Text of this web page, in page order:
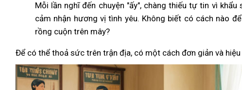
Mỗi lần nghĩ đến chuyện "ấy", chàng thiếu tự tin vì
cảm nhận hương vị tình yêu. Không biết có cách nào
rồng cuộn trên mây?
Để có thể thoả sức trên trận địa, có một cách đơn giản và